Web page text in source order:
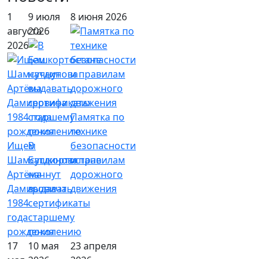
1
августа
2026
Ищем
Шамсутдинова
Артёма
Дамировича
1984
года
рождения
9 июля
2026
В
Башкортостане
начнут
выдавать
сертификаты
старшему
поколению
8 июня 2026
Памятка по
технике
безопасности
и правилам
дорожного
движения
17
10 мая
23 апреля